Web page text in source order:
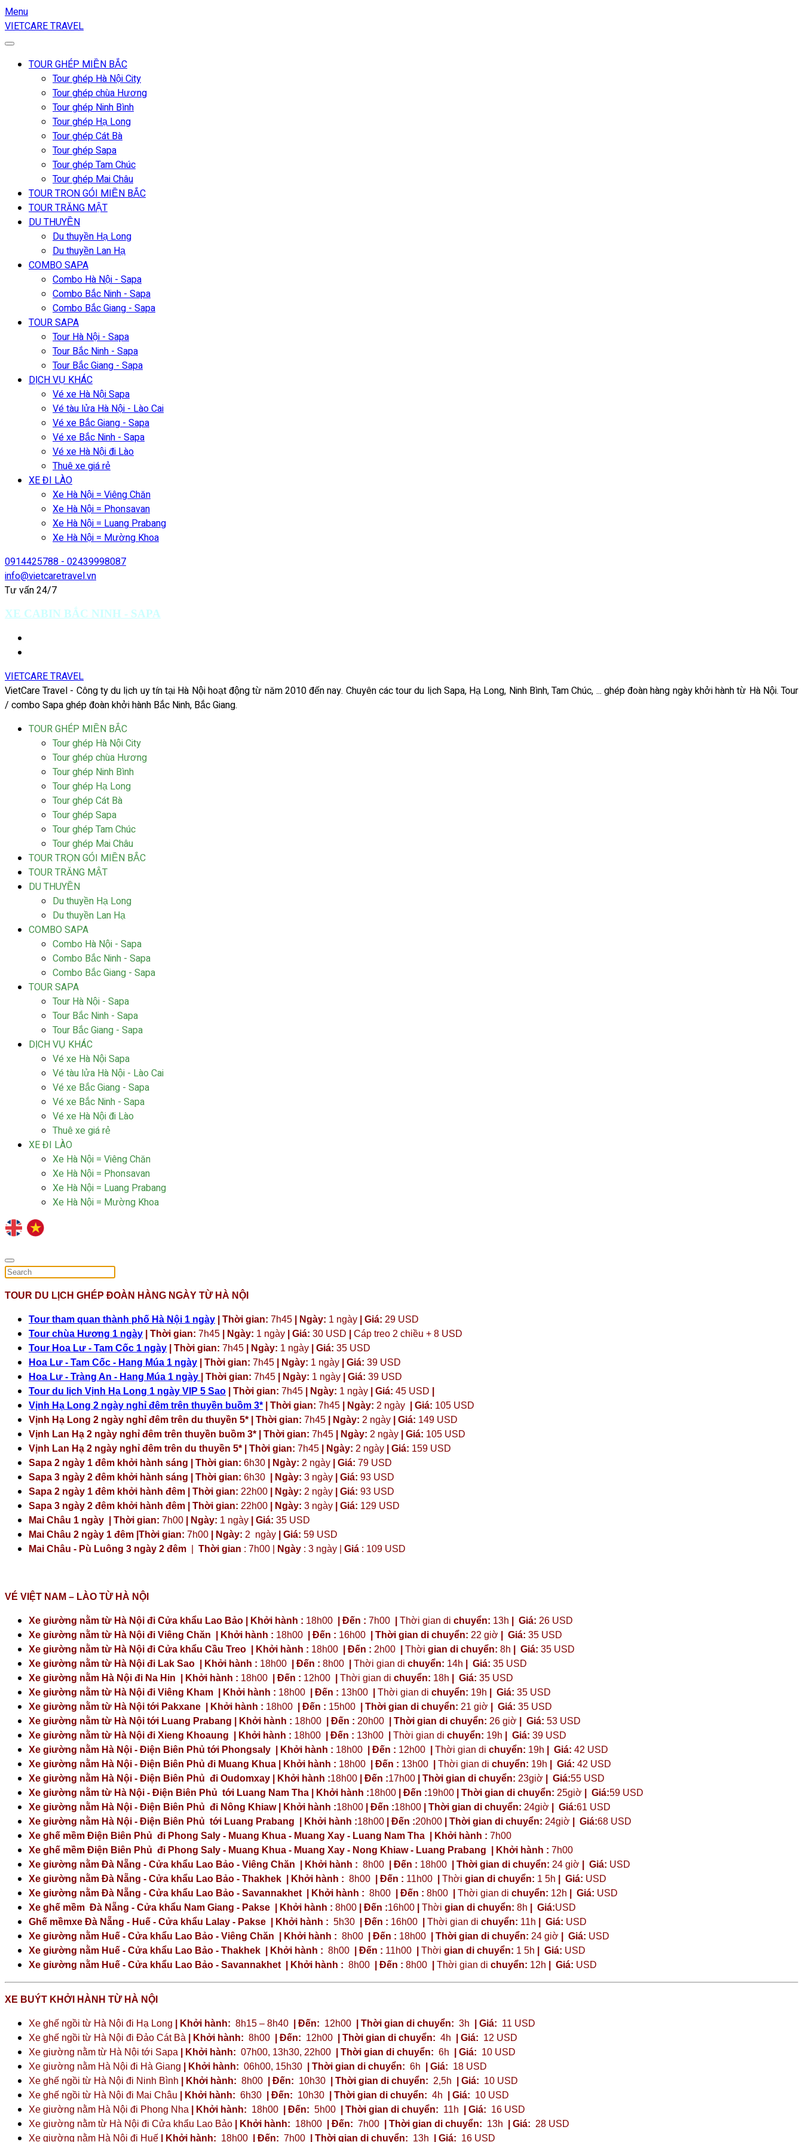
Menu
VIETCARE TRAVEL
TOUR GHÉP MIỀN BẮC
Tour ghép Hà Nội City
Tour ghép chùa Hương
Tour ghép Ninh Bình
Tour ghép Hạ Long
Tour ghép Cát Bà
Tour ghép Sapa
Tour ghép Tam Chúc
Tour ghép Mai Châu
TOUR TRỌN GÓI MIỀN BẮC
TOUR TRĂNG MẬT
DU THUYỀN
Du thuyền Hạ Long
Du thuyền Lan Hạ
COMBO SAPA
Combo Hà Nội - Sapa
Combo Bắc Ninh - Sapa
Combo Bắc Giang - Sapa
TOUR SAPA
Tour Hà Nội - Sapa
Tour Bắc Ninh - Sapa
Tour Bắc Giang - Sapa
DỊCH VỤ KHÁC
Vé xe Hà Nội Sapa
Vé tàu lửa Hà Nội - Lào Cai
Vé xe Bắc Giang - Sapa
Vé xe Bắc Ninh - Sapa
Vé xe Hà Nội đi Lào
Thuê xe giá rẻ
XE ĐI LÀO
Xe Hà Nội = Viêng Chăn
Xe Hà Nội = Phonsavan
Xe Hà Nội = Luang Prabang
Xe Hà Nội = Mường Khoa
0914425788 - 02439998087
info@vietcaretravel.vn
Tư vấn 24/7
XE CABIN BẮC NINH - SAPA
VIETCARE TRAVEL
VietCare Travel - Công ty du lịch uy tín tại Hà Nội hoạt động từ năm 2010 đến nay. Chuyên các tour du lịch Sapa, Hạ Long, Ninh Bình, Tam Chúc, ... ghép đoàn hàng ngày khởi hành từ Hà Nội. Tour
/ combo Sapa ghép đoàn khởi hành Bắc Ninh, Bắc Giang.
TOUR GHÉP MIỀN BẮC
Tour ghép Hà Nội City
Tour ghép chùa Hương
Tour ghép Ninh Bình
Tour ghép Hạ Long
Tour ghép Cát Bà
Tour ghép Sapa
Tour ghép Tam Chúc
Tour ghép Mai Châu
TOUR TRỌN GÓI MIỀN BẮC
TOUR TRĂNG MẬT
DU THUYỀN
Du thuyền Hạ Long
Du thuyền Lan Hạ
COMBO SAPA
Combo Hà Nội - Sapa
Combo Bắc Ninh - Sapa
Combo Bắc Giang - Sapa
TOUR SAPA
Tour Hà Nội - Sapa
Tour Bắc Ninh - Sapa
Tour Bắc Giang - Sapa
DỊCH VỤ KHÁC
Vé xe Hà Nội Sapa
Vé tàu lửa Hà Nội - Lào Cai
Vé xe Bắc Giang - Sapa
Vé xe Bắc Ninh - Sapa
Vé xe Hà Nội đi Lào
Thuê xe giá rẻ
XE ĐI LÀO
Xe Hà Nội = Viêng Chăn
Xe Hà Nội = Phonsavan
Xe Hà Nội = Luang Prabang
Xe Hà Nội = Mường Khoa
TOUR DU LỊCH GHÉP ĐOÀN HÀNG NGÀY TỪ HÀ NỘI
Tour tham quan thành phố Hà Nội 1 ngày | Thời gian: 7h45 | Ngày: 1 ngày | Giá: 29 USD
Tour chùa Hương 1 ngày | Thời gian: 7h45 | Ngày: 1 ngày | Giá: 30 USD
Cáp treo 2 chiều + 8 USD
Tour Hoa Lư - Tam Cốc 1 ngày | Thời gian: 7h45 | Ngày: 1 ngày | Giá: 35 USD
Hoa Lư - Tam Cốc - Hang Múa 1 ngày | Thời gian: 7h45 | Ngày: 1 ngày | Giá: 39 USD
Hoa Lư - Tràng An - Hang Múa 1 ngày
| Thời gian: 7h45 | Ngày: 1 ngày | Giá: 39 USD
Tour du lịch Vịnh Hạ Long 1 ngày VIP 5 Sao | Thời gian: 7h45 | Ngày: 1 ngày | Giá: 45 USD
Vịnh Hạ Long 2 ngày nghỉ đêm trên thuyền buồm 3* | Thời gian: 7h45 | Ngày: 2 ngày | Giá: 105 USD
Vịnh Hạ Long 2 ngày nghỉ đêm trên du thuyền 5* | Thời gian: 7h45 | Ngày: 2 ngày | Giá: 149 USD
Vịnh Lan Hạ 2 ngày nghỉ đêm trên thuyền buồm 3* | Thời gian: 7h45 | Ngày: 2 ngày | Giá: 105 USD
Vịnh Lan Hạ 2 ngày nghỉ đêm trên du thuyền 5* | Thời gian: 7h45 | Ngày: 2 ngày | Giá: 159 USD
Sapa 2 ngày 1 đêm khởi hành sáng | Thời gian: 6h30 | Ngày: 2 ngày | Giá: 79 USD
Sapa 3 ngày 2 đêm khởi hành sáng | Thời gian: 6h30 | Ngày: 3 ngày | Giá: 93 USD
Sapa 2 ngày 1 đêm khởi hành đêm | Thời gian: 22h00 | Ngày: 2 ngày | Giá: 93 USD
Sapa 3 ngày 2 đêm khởi hành đêm | Thời gian: 22h00 | Ngày: 3 ngày | Giá: 129 USD
Mai Châu 1 ngày | Thời gian: 7h00 | Ngày: 1 ngày | Giá: 35 USD
Mai Châu 2 ngày 1 đêm |Thời gian: 7h00 | Ngày: 2 ngày Giá: 59 USD
Mai Châu - Pù Luông 3 ngày 2 đêm
Thời gian : 7h00 | Ngày : 3 ngày | Giá : 109 USD
VÉ VIỆT NAM – LÀO TỪ HÀ NỘI
Xe giường nằm từ Hà Nội đi Cửa khẩu Lao Bảo | Khởi hành : 18h00 | Đến : 7h00 Thời gian di chuyển: 13h Giá: 26 USD
Xe giường nằm từ Hà Nội đi Viêng Chăn | Khởi hành : 18h00 | Đến : 16h00 | Thời gian di chuyển: 22 giờ | Giá: 35 USD
Xe giường nằm từ Hà Nội đi Cửa khẩu Cầu Treo | Khởi hành : 18h00 | Đến : 2h00 Thời gian di chuyển: 8h Giá: 35 USD
Xe giường nằm từ Hà Nội đi Lak Sao | Khởi hành : 18h00 | Đến : 8h00 Thời gian di chuyển: 14h Giá: 35 USD
Xe giường nằm Hà Nội đi Na Hin | Khởi hành : 18h00 | Đến : 12h00 Thời gian di chuyển: 18h Giá: 35 USD
Xe giường nằm từ Hà Nội đi Viêng Kham | Khởi hành : 18h00 | Đến : 13h00 Thời gian di chuyển: 19h Giá: 35 USD
Xe giường nằm từ Hà Nội tới Pakxane | Khởi hành : 18h00 | Đến : 15h00 | Thời gian di chuyển: 21 giờ | Giá: 35 USD
Xe giường nằm từ Hà Nội tới Luang Prabang | Khởi hành : 18h00 | Đến : 20h00 | Thời gian di chuyển: 26 giờ | Giá: 53 USD
Xe giường nằm từ Hà Nội đi Xieng Khoaung | Khởi hành : 18h00 | Đến : 13h00 Thời gian di chuyển: 19h Giá: 39 USD
Xe giường nằm Hà Nội - Điện Biên Phủ tới Phongsaly | Khởi hành : 18h00 | Đến : 12h00 Thời gian di chuyển: 19h Giá: 42 USD
Xe giường nằm Hà Nội - Điện Biên Phủ đi Muang Khua | Khởi hành : 18h00 | Đến : 13h00 Thời gian di chuyển: 19h Giá: 42 USD
Xe giường nằm Hà Nội - Điện Biên Phủ đi Oudomxay | Khởi hành :18h00 | Đến :17h00 | Thời gian di chuyển: 23giờ | Giá:55 USD
Xe giường nằm từ Hà Nội - Điện Biên Phủ tới Luang Nam Tha | Khởi hành :18h00 | Đến :19h00 | Thời gian di chuyển: 25giờ | Giá:59 USD
Xe giường nằm Hà Nội - Điện Biên Phủ đi Nông Khiaw | Khởi hành :18h00 | Đến :18h00 | Thời gian di chuyển: 24giờ | Giá:61 USD
Xe giường nằm Hà Nội - Điện Biên Phủ tới Luang Prabang | Khởi hành :18h00 | Đến :20h00 | Thời gian di chuyển: 24giờ | Giá:68 USD
Xe ghế mềm Điện Biên Phủ đi Phong Saly - Muang Khua - Muang Xay - Luang Nam Tha | Khởi hành : 7h00
Xe ghế mềm Điện Biên Phủ đi Phong Saly - Muang Khua - Muang Xay - Nong Khiaw - Luang Prabang | Khởi hành : 7h00
Xe giường nằm Đà Nẵng - Cửa khẩu Lao Bảo - Viêng Chăn | Khởi hành : 8h00 | Đến : 18h00 | Thời gian di chuyển: 24 giờ | Giá: USD
Xe giường nằm Đà Nẵng - Cửa khẩu Lao Bảo - Thakhek | Khởi hành : 8h00 | Đến : 11h00 Thời gian di chuyển: 1 5h Giá: USD
Xe giường nằm Đà Nẵng - Cửa khẩu Lao Bảo - Savannakhet | Khởi hành : 8h00 | Đến : 8h00 Thời gian di chuyển: 12h Giá: USD
Xe ghế mềm Đà Nẵng - Cửa khẩu Nam Giang - Pakse | Khởi hành : 8h00 | Đến :16h00 Thời gian di chuyển: 8h Giá:USD
Ghế mềmxe Đà Nẵng - Huế - Cửa khẩu Lalay - Pakse | Khởi hành : 5h30 | Đến : 16h00 Thời gian di chuyển: 11h Giá: USD
Xe giường nằm Huế - Cửa khẩu Lao Bảo - Viêng Chăn | Khởi hành : 8h00 | Đến : 18h00 | Thời gian di chuyển: 24 giờ | Giá: USD
Xe giường nằm Huế - Cửa khẩu Lao Bảo - Thakhek | Khởi hành : 8h00 | Đến : 11h00 Thời gian di chuyển: 1 5h Giá: USD
Xe giường nằm Huế - Cửa khẩu Lao Bảo - Savannakhet | Khởi hành : 8h00 | Đến : 8h00 Thời gian di chuyển: 12h Giá: USD
XE BUÝT KHỞI HÀNH TỪ HÀ NỘI
Xe ghế ngồi từ Hà Nội đi Hạ Long | Khởi hành: 8h15 – 8h40 | Đến: 12h00 | Thời gian di chuyển: 3h | Giá: 11 USD
Xe ghế ngồi từ Hà Nội đi Đảo Cát Bà
| Khởi hành: 8h00 | Đến: 12h00 | Thời gian di chuyển: 4h | Giá: 12 USD
Xe giường nằm từ Hà Nội tới Sapa
| Khởi hành: 07h00, 13h30, 22h00 | Thời gian di chuyển: 6h | Giá: 10 USD
Xe giường nằm Hà Nội đi Hà Giang
| Khởi hành: 06h00, 15h30 | Thời gian di chuyển: 6h | Giá: 18 USD
Xe ghế ngồi từ Hà Nội đi Ninh Bình
| Khởi hành: 8h00 | Đến: 10h30 | Thời gian di chuyển: 2,5h | Giá: 10 USD
Xe ghế ngồi từ Hà Nội đi Mai Châu
| Khởi hành: 6h30 | Đến: 10h30 | Thời gian di chuyển: 4h | Giá: 10 USD
Xe giường nằm Hà Nội đi Phong Nha
| Khởi hành: 18h00 | Đến: 5h00 | Thời gian di chuyển: 11h | Giá: 16 USD
Xe giường nằm từ Hà Nội đi Cửa khẩu Lao Bảo
| Khởi hành: 18h00 | Đến: 7h00 | Thời gian di chuyển: 13h | Giá: 28 USD
Xe giường nằm Hà Nội đi Huế
| Khởi hành: 18h00 | Đến: 7h00 | Thời gian di chuyển: 13h | Giá: 16 USD